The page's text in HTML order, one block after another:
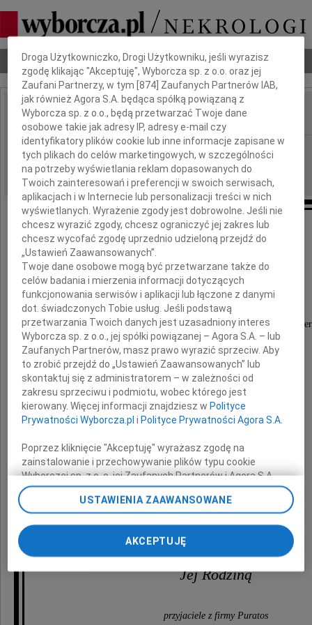
Nekrologi Odeszli Poradnik pogrzebowy
IMIĘ I NAZWISKO:
REGION: Radom
DATA EMISJI: 23.04.2013
Ci, których kochamy, nie umierają nigdy,
Emily Dickinson
Z głębokim żalem przyjęliśmy wiadomość o
Mamy
naszej Koleżanki
Magdaleny Walczak
Składając
łączymy się w smutku z
Magdą
Jej Rodziną
przyjaciele z firmy Puratos
Dbamy o Twoją prywatność
Droga Użytkowniczko, Drogi Użytkowniku, jeśli wyrazisz
zgodę klikając "Akceptuję", Wyborcza sp. z o.o. oraz jej
Zaufani Partnerzy, w tym [874 ] Zaufanych Partnerów IAB,
jak również Agora S.A. będąca spółką powiązaną z
Wyborcza sp. z o.o., będą przetwarzać Twoje dane
osobowe takie jak adresy IP, adresy e-mail czy
identyfikatory plików cookie lub inne informacje zapisane w
tych plikach do celów marketingowych, w szczególności
na potrzeby wyświetlania reklam dopasowanych do
Twoich zainteresowań i preferencji w swoich serwisach,
aplikacjach i w Internecie lub personalizacji treści w nich
wyświetlanych. Wyrażenie zgody jest dobrowolne. Jeśli nie
chcesz wyrazić zgody, chcesz ograniczyć jej zakres lub
chcesz wycofać zgodę uprzednio udzieloną przejdź do
„Ustawień Zaawansowanych”.
Twoje dane osobowe mogą być przetwarzane także do
celów badania i mierzenia informacji dotyczących
funkcjonowania serwisów i aplikacji lub łączone z danymi
dot. świadczonych Tobie usług. Jeśli podstawą
przetwarzania Twoich danych jest uzasadniony interes
Wyborcza sp. z o.o., jej spółki powiązanej – Agora S.A. – lub
Zaufanych Partnerów, masz prawo wyrazić sprzeciw. Aby
to zrobić przejdź do „Ustawień Zaawansowanych” lub
skontaktuj się z administratorem – w zależności od
zakresu sprzeciwu i podmiotu, wobec którego jest
kierowany. Więcej informacji znajdziesz w Polityce
Prywatności Wyborcza.pl i Polityce Prywatności Agora S.A.
Poprzez kliknięcie "Akceptuję" wyrażasz zgodę na
zainstalowanie i przechowywanie plików typu cookie
Wyborczej sp. z o. o. jej Zaufanych Partnerów i Agora S.A.
na Twoim urządzeniu końcowym. Możesz też w każdej
chwili zmienić swoje preferencje dot. plików cookie,
ponownie wywołując narzędzie do zarządzania Twoimi
preferencjami dot. przetwarzania danych poprzez
odnośnik „Ustawienia prywatności” w stopce serwisu i
przechodząc do sekcji „Ustawienia zaawansowane”.
Zmiana ustawień plików cookie możliwa jest także za
My, nasi Zaufani Partnerzy i Agora S.A. możemy
USTAWIENIA ZAAWANSOWANE
AKCEPTUJĘ